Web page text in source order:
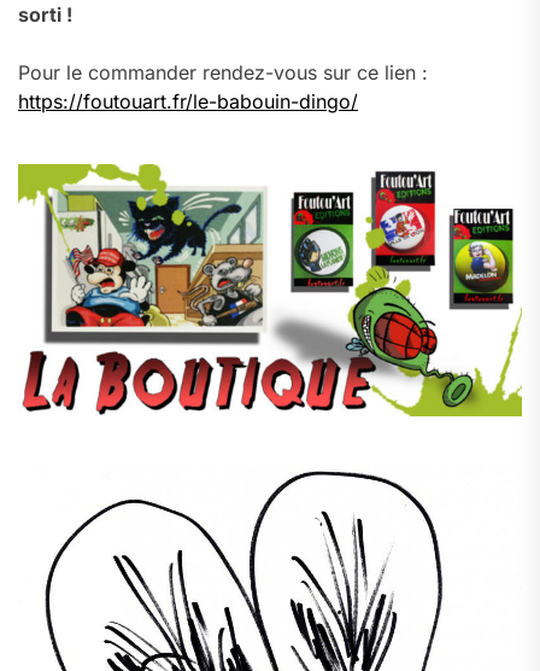
sorti !
Pour le commander rendez-vous sur ce lien :
https://foutouart.fr/le-babouin-dingo/